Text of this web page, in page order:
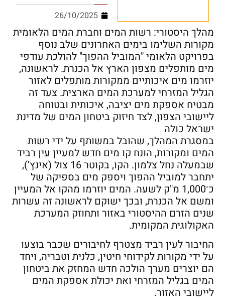
26/10/2025
מהלך היסטורי: רשות המים וחברת המים הלאומית
מקורות השלימו בימים האחרונים שלב נוסף
בפרויקט הלאומי "המוביל ההפוך" להולכת עודפי
מים מותפלים מצפון הארץ אל הכנרת. לראשונה,
יוזרמו מים איכותיים ממקורות מותפלים לאזור
הגליל המזרחי למערכת המים הארצית. צעד זה
מבטיח אספקת מים יציבה, איכותית ובטוחה
ליישובי הצפון, לצד חיזוק ביטחון המים של מדינת
ישראל כולה
במסגרת המהלך, שהובל במשותף על ידי רשות
המים ומקורות, הונח קו מים חדש למעיין עין רביד
שבמעלה נחל צלמון. הקו, בקוטר 16 צול (אינץ’),
יתחבר למוביל ההפוך ויספק מים בספיקה של
כ־1,000 מ"ק לשעה. המים יוזרמו מהקו אל המעיין
ומשם אל הכנרת, ובכך ישוקם לראשונה זה עשרות
שנים הזרם ההיסטורי באזור ותחוזק המערכת
האקולוגית המקומית.
החיבור לעין רביד מצטרף לחיבורים שכבר בוצעו
על ידי מקורות לקידוחי חיטין, כלנית וטבריה, ויחד
הם יוצרים מערך הולכה חדש המחזק את ביטחון
המים בגליל המזרחי ואת יכולת אספקת המים
ליישובי האזור.